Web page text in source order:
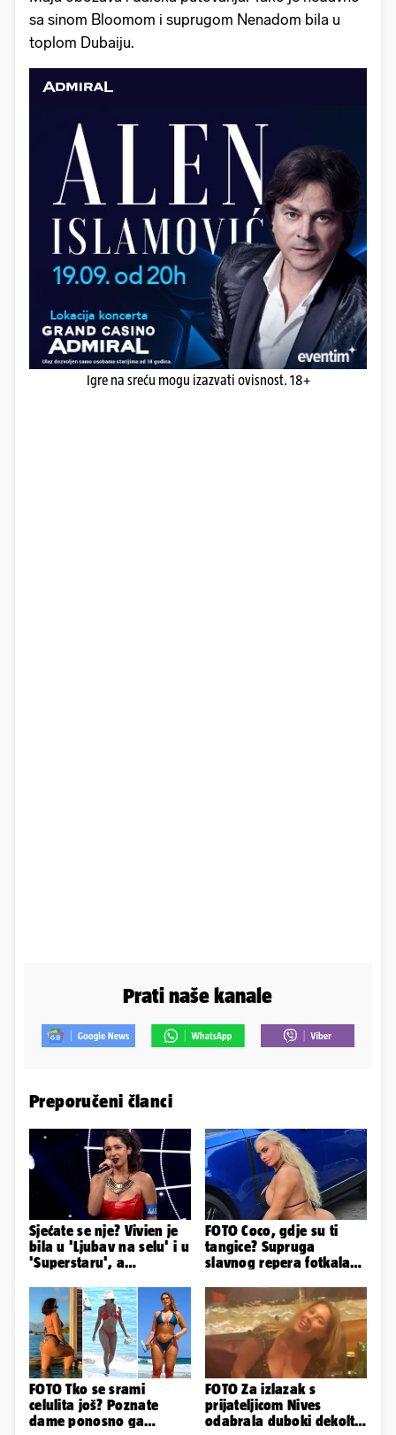
sa sinom Bloomom i suprugom Nenadom bila u
toplom Dubaiju.
Igre na sreću mogu izazvati ovisnost. 18+
Prati naše kanale
Preporučeni članci
Sjećate se nje? Vivien je
bila u 'Ljubav na selu' i u
'Superstaru', a
izgleda
FOTO Coco, gdje su ti
tangice? Supruga
slavnog repera fotkala
sve
FOTO Tko se srami
celulita još? Poznate
dame ponosno ga
FOTO Za izlazak s
prijateljicom Nives
odabrala duboki dekolte